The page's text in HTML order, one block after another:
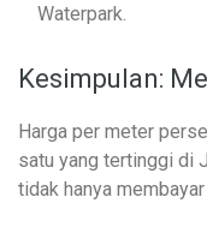
Waterpark.
Kesimpulan:
Harga per meter
satu yang tertinggi di
tidak hanya